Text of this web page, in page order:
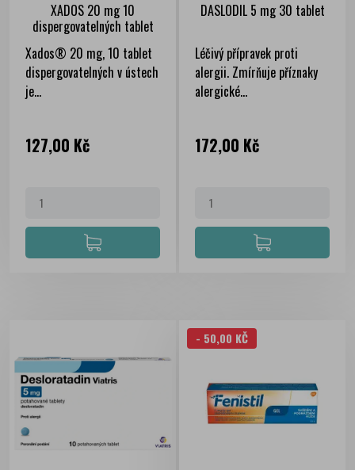
XADOS 20 mg 10
dispergovatelných tablet
Xados® 20 mg, 10 tablet
dispergovatelných v ústech
je...
Cena
127,00 Kč
DASLODIL 5 mg 30 tablet
Léčivý přípravek proti
alergii. Zmírňuje příznaky
alergické...
Cena
172,00 Kč
- 50,00 KČ